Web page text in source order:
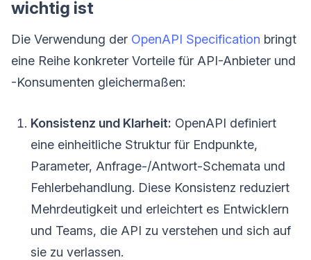
wichtig ist
Die Verwendung der OpenAPI Specification bringt
eine Reihe konkreter Vorteile für API-Anbieter und
-Konsumenten gleichermaßen:
Konsistenz und Klarheit: OpenAPI definiert
eine einheitliche Struktur für Endpunkte,
Parameter, Anfrage-/Antwort-Schemata und
Fehlerbehandlung. Diese Konsistenz reduziert
Mehrdeutigkeit und erleichtert es Entwicklern
und Teams, die API zu verstehen und sich auf
sie zu verlassen.